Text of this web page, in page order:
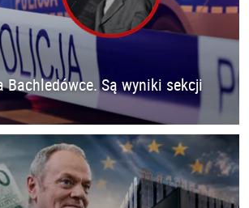
Bachledówce. Są wyniki sekcji